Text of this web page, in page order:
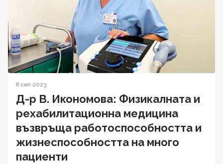
8 сеп 2023
Д-р В. Икономова: Физикалната и
рехабилитационна медицина
възвръща работоспособността и
жизнеспособността на много
пациенти